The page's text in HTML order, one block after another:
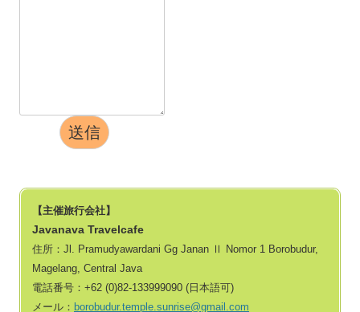
送信
【主催旅行会社】
Javanava Travelcafe
住所：Jl. Pramudyawardani Gg Janan Ⅱ Nomor 1 Borobudur,
Magelang, Central Java
電話番号：+62 (0)82‐133999090 (日本語可)
メール： borobudur.temple.sunrise@gmail.com